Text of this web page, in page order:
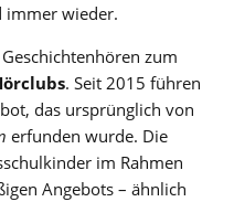
immer wieder.
zum
. Seit 2015 führen
das ursprünglich von
erfunden wurde. Die
im Rahmen
Angebots – ähnlich